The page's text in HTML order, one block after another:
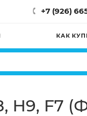
+7 (926)
КАК
H9,